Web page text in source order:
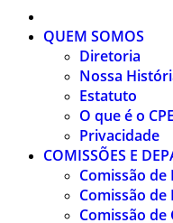
QUEM SOMOS
Diretoria
Nossa
Estatuto
O que é o
Privacidade
COMISSÕES E
Comissão de
Comissão de
Comissão de